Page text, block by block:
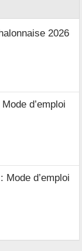
2026
d’emploi
d’emploi